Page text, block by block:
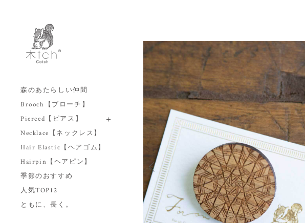
森のあたらしい仲間
Brooch【ブローチ】
Pierced【ピアス】
Necklace【ネックレス】
Hair Elastic【ヘアゴム】
Hairpin【ヘアピン】
季節のおすすめ
人気TOP12
ともに、長く。